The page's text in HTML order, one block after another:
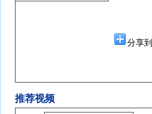
分享到
推荐视频